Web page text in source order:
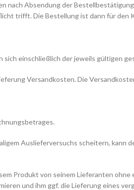
Absendung der
trifft. Die Bestellung ist dann für
einschließlich der jeweils gültigen
Versandkosten. Die
Auslieferversuchs scheitern,
Produkt von seinem Lieferanten
und ihm ggf. die Lieferung eines